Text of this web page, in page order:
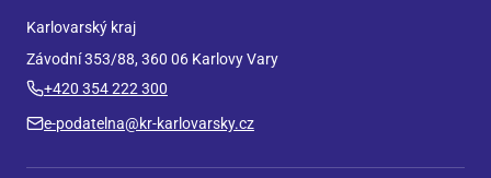
Karlovarský kraj
Závodní 353/88, 360 06 Karlovy Vary
+420 354 222 300
e-podatelna@kr-karlovarsky.cz